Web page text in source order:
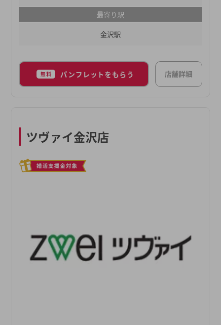
最寄り駅
金沢駅
無料 パンフレットをもらう 店舗詳細
ツヴァイ金沢店